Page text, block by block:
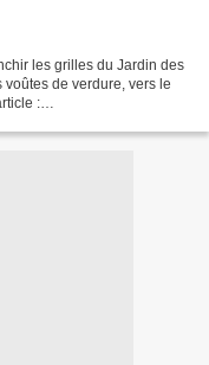
les grilles du Jardin des
de verdure, vers le
: